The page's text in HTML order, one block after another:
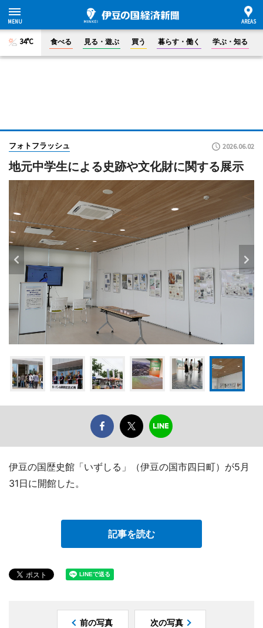
34°C 食べる 見る・遊ぶ 買う 暮らす・働く 学ぶ・知る
フォトフラッシュ 2026.06.02
地元中学生による史跡や文化財に関する展示
伊豆の国歴史館「いずしる」（伊豆の国市四日町）が5月
31日に開館した。
記事を読む
前の写真 次の写真